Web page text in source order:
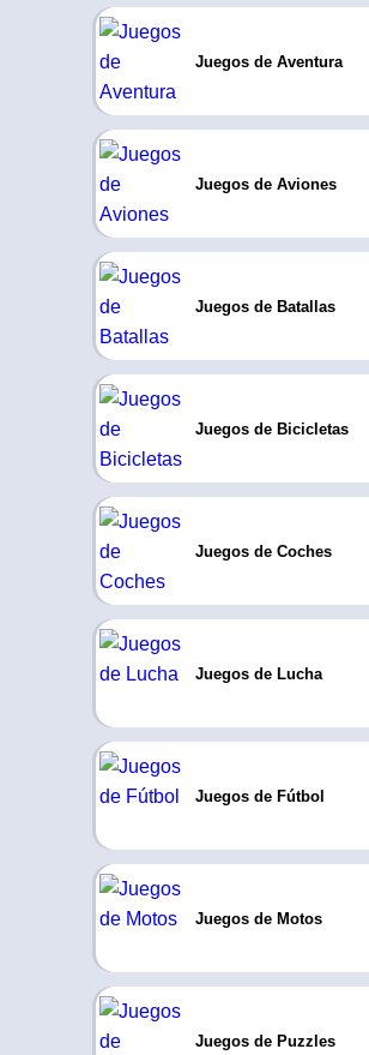
Juegos de Aventura
Juegos de Aviones
Juegos de Batallas
Juegos de Bicicletas
Juegos de Coches
Juegos de Lucha
Juegos de Fútbol
Juegos de Motos
Juegos de Puzzles